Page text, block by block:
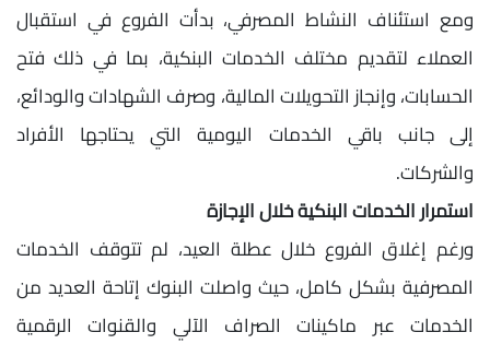
ومع استئناف النشاط المصرفي، بدأت الفروع في استقبال
العملاء لتقديم مختلف الخدمات البنكية، بما في ذلك فتح
الحسابات، وإنجاز التحويلات المالية، وصرف الشهادات والودائع،
إلى جانب باقي الخدمات اليومية التي يحتاجها الأفراد
والشركات.
استمرار الخدمات البنكية خلال الإجازة
ورغم إغلاق الفروع خلال عطلة العيد، لم تتوقف الخدمات
المصرفية بشكل كامل، حيث واصلت البنوك إتاحة العديد من
الخدمات عبر ماكينات الصراف الآلي والقنوات الرقمية